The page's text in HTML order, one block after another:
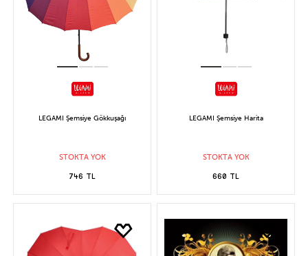
LEGAMI Şemsiye Gökkuşağı
STOKTA YOK
746 TL
LEGAMI Şemsiye Harita
STOKTA YOK
660 TL